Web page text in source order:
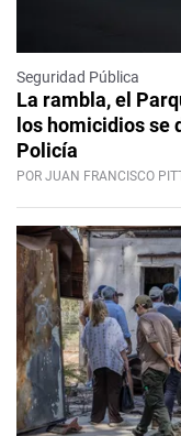
Seguridad Pública
La rambla, el
los homicidios se
Policía
POR JUAN FRANCISCO